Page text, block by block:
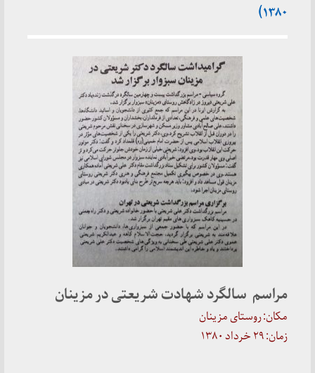
۱۳۸۰)
مراسم سالگرد شهادت شریعتی در مزینان
مکان: روستای مزینان
زمان: ۲۹ خرداد ۱۳۸۰